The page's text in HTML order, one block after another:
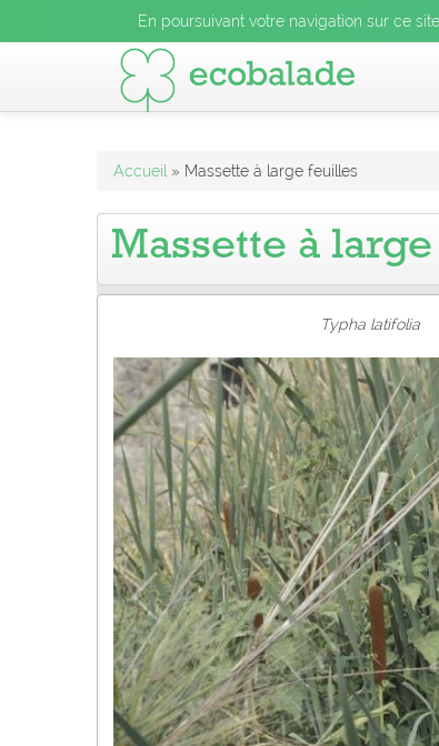
En poursuivant votre navigation sur
En poursuivant votre navigation sur ce
En poursuivant votre navigation sur ce site, vous
Accueil » Massette à large feuilles
Massette à
Typha latifolia